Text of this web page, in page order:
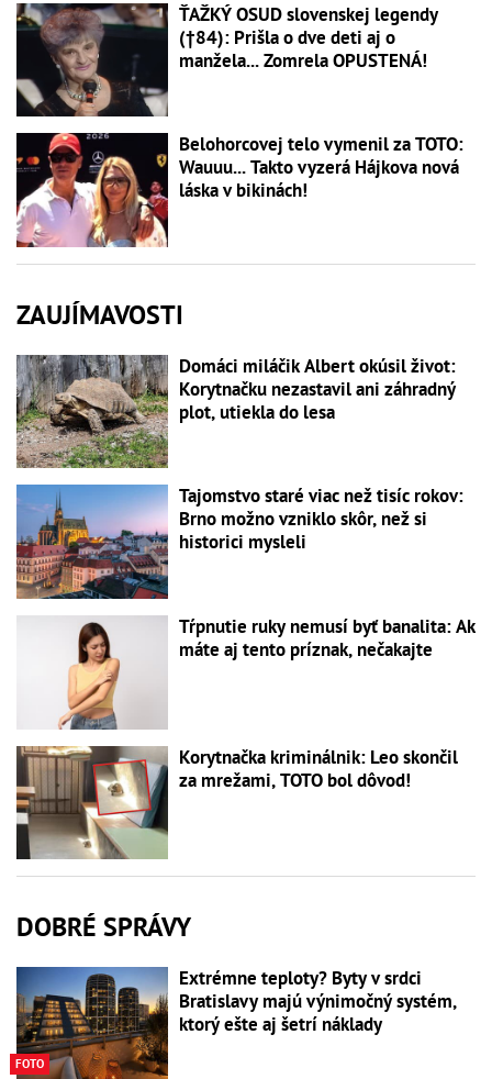
ŤAŽKÝ OSUD slovenskej legendy
(†84): Prišla o dve deti aj o
manžela... Zomrela OPUSTENÁ!
Belohorcovej telo vymenil za TOTO:
Wauuu... Takto vyzerá Hájkova nová
láska v bikinách!
ZAUJÍMAVOSTI
Domáci miláčik Albert okúsil život:
Korytnačku nezastavil ani záhradný
plot, utiekla do lesa
Tajomstvo staré viac než tisíc rokov:
Brno možno vzniklo skôr, než si
historici mysleli
Tŕpnutie ruky nemusí byť banalita: Ak
máte aj tento príznak, nečakajte
Korytnačka kriminálnik: Leo skončil
za mrežami, TOTO bol dôvod!
DOBRÉ SPRÁVY
FOTO
Extrémne teploty? Byty v srdci
Bratislavy majú výnimočný systém,
ktorý ešte aj šetrí náklady